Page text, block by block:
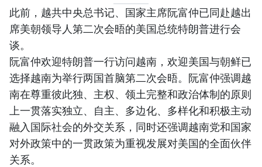
此前，越共中央总书记、国家主席阮富仲已同赴越出
席美朝领导人第二次会晤的美国总统特朗普进行会
谈。
阮富仲欢迎特朗普一行访问越南，欢迎美国与朝鲜已
选择越南为举行两国首脑第二次会晤。阮富仲强调越
南在尊重彼此独、主权、领土完整和政治体制的原则
上一贯落实独立、自主、多边化、多样化和积极主动
融入国际社会的外交关系，同时还强调越南党和国家
对外政策中的一贯政策为重视发展对美国的全面伙伴
关系。